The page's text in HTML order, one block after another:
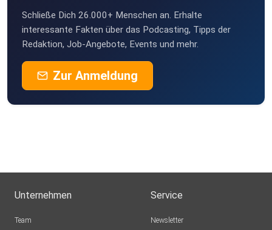
Schließe Dich 26.000+ Menschen an. Erhalte
interessante Fakten über das Podcasting, Tipps der
Redaktion, Job-Angebote, Events und mehr.
Zur Anmeldung
Unternehmen
Team
Service
Newsletter